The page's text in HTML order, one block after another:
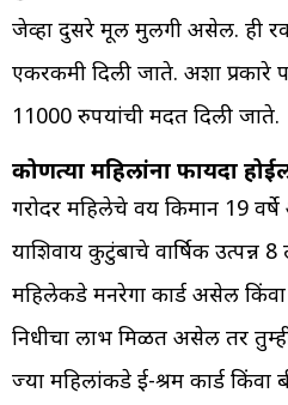
जेव्हा दुसरे मूल मुलगी असेल. ही
एकरकमी दिली जाते. अशा प्रकारे
11000 रुपयांची मदत दिली जाते.
कोणत्या महिलांना फायदा
गरोदर महिलेचे वय किमान 19
याशिवाय कुटुंबाचे वार्षिक उत्पन्न
महिलेकडे मनरेगा कार्ड असेल
निधीचा लाभ मिळत असेल तर
ज्या महिलांकडे ई-श्रम कार्ड